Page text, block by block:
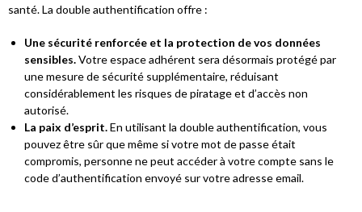
santé. La double authentification offre :
Une sécurité renforcée et la protection de vos données
sensibles.Votre espace adhérent sera désormais protégé par
une mesure de sécurité supplémentaire, réduisant
considérablement les risques de piratage et d’accès non
autorisé.
La paix d’esprit.En utilisant la double authentification, vous
pouvez être sûr que même si votre mot de passe était
compromis, personne ne peut accéder à votre compte sans le
code d’authentification envoyé sur votre adresse email.